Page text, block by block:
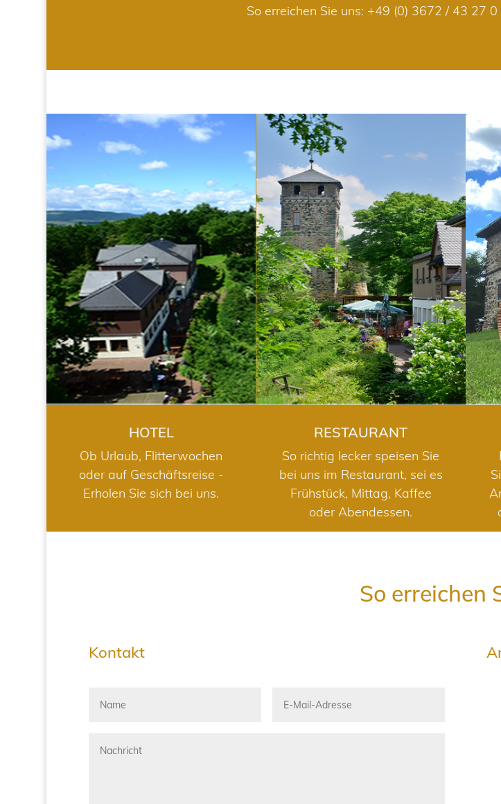
So erreichen Sie uns: +49 (0) 3672 / 43 27 0
HOTEL
HOTEL
Ob Urlaub, Flitterwochen
oder auf Geschäftsreise -
Erholen Sie sich bei uns.
RESTAURANT
RESTAURANT
So richtig lecker speisen Sie
bei uns im Restaurant, sei es
Frühstück, Mittag, Kaffee
oder Abendessen.
So erreichen
Kontakt